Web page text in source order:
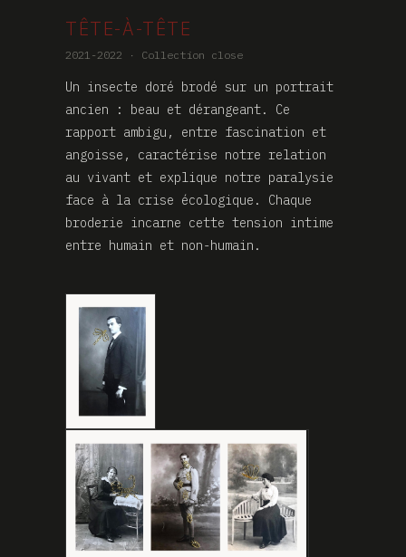
TÊTE-À-TÊTE
2021-2022 · Collection close
Un insecte doré brodé sur un portrait
ancien : beau et dérangeant. Ce
rapport ambigu, entre fascination et
angoisse, caractérise notre relation
au vivant et explique notre paralysie
face à la crise écologique. Chaque
broderie incarne cette tension intime
entre humain et non-humain.